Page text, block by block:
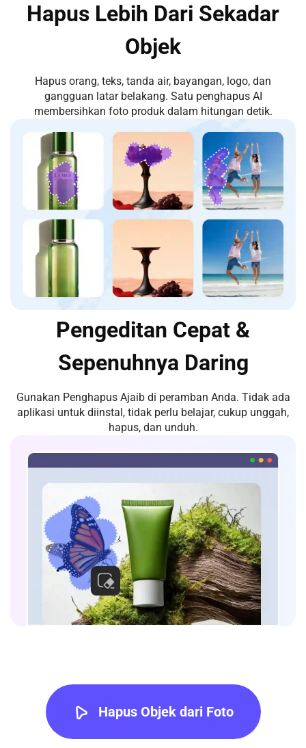
Hapus Lebih Dari Sekadar
Objek
Hapus orang, teks, tanda air, bayangan, logo, dan
gangguan latar belakang. Satu penghapus AI
membersihkan foto produk dalam hitungan detik.
Pengeditan Cepat &
Sepenuhnya Daring
Gunakan Penghapus Ajaib di peramban Anda. Tidak ada
aplikasi untuk diinstal, tidak perlu belajar, cukup unggah,
hapus, dan unduh.
Hapus Objek dari Foto